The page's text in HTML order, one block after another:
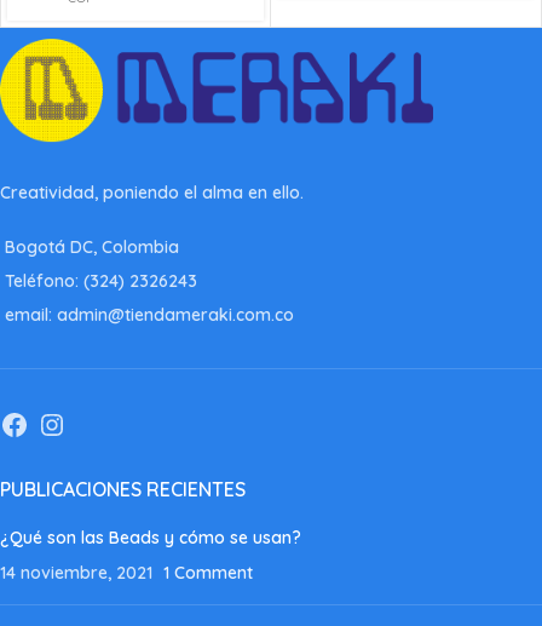
Creatividad, poniendo el alma en ello.
Bogotá DC, Colombia
Teléfono: (324) 2326243
email: admin@tiendameraki.com.co
PUBLICACIONES RECIENTES
¿Qué son las Beads y cómo se usan?
14 noviembre, 2021 1 Comment